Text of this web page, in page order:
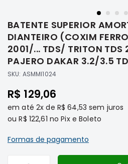
Filtros
Elétrica
Freio
Filtros
o
início
da
Galeria
de
imagens
BATENTE SUPERIOR
DIANTEIRO (COXIM
2001/... TDS/ TRITON
PAJERO DAKAR 3.2/3.5
ASMMI1024
SKU: ASMMI1024
R$ 129,06
em até 2x de R$ 64,53 sem juros
ouR$ 122,61 no Pix e Boleto
Formas de pagamento